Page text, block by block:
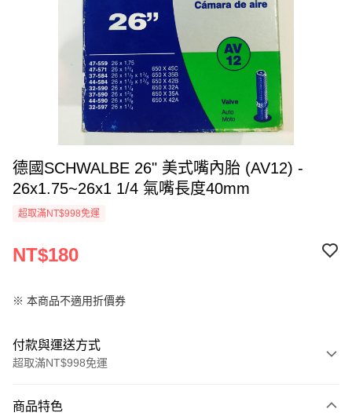
德國SCHWALBE 26" 美式嘴內胎 (AV12) -
26x1.75~26x1 1/4 氣嘴長度40mm
超取滿NT$998免運
NT$180
※ 本商品不適用折價券
付款與運送方式
超取滿NT$998免運
信用卡一次付款
商品特色